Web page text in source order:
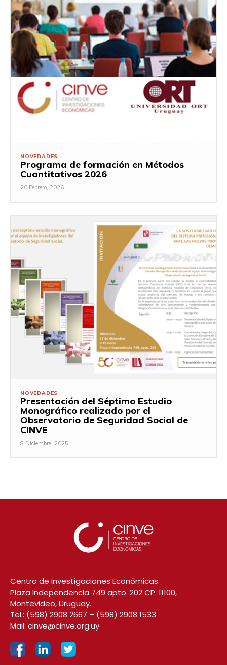
NOVEDADES
Programa de formación en Métodos
Cuantitativos 2026
20 Febrero, 2026
NOVEDADES
Presentación del Séptimo Estudio
Monográfico realizado por el
Observatorio de Seguridad Social de
CINVE
8 Diciembre, 2025
Centro de Investigaciones Económicas.
Plaza Independencia 749 apto. 202 CP: 11100,
Montevideo, Uruguay.
Tel.: (598) 2908 2667 – (598) 2908 1533
Mail: cinve@cinve.org.uy